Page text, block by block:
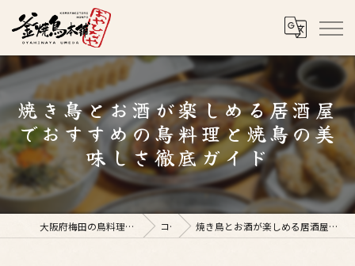
焼き鳥とお酒が楽しめる居酒屋
でおすすめの鳥料理と焼鳥の美
味しさ徹底ガイド
大阪府梅田の鳥料理なら釜焼鳥本舗おやひなや 梅田店 コラム 焼き鳥とお酒が楽しめる居酒屋でおすすめの鳥料理と焼鳥の美味しさ徹底ガイド